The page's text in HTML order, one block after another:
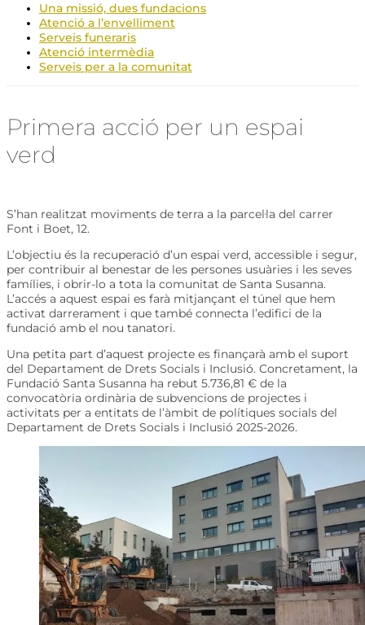
Una missió, dues fundacions
Atenció a l’envelliment
Serveis funeraris
Atenció intermèdia
Serveis per a la comunitat
Primera acció per un espai
verd
S’han realitzat moviments de terra a la parcel·la del carrer
Font i Boet, 12.
L’objectiu és la recuperació d’un espai verd, accessible i segur,
per contribuir al benestar de les persones usuàries i les seves
famílies, i obrir-lo a tota la comunitat de Santa Susanna.
L’accés a aquest espai es farà mitjançant el túnel que hem
activat darrerament i que també connecta l’edifici de la
fundació amb el nou tanatori.
Una petita part d’aquest projecte es finançarà amb el suport
del Departament de Drets Socials i Inclusió. Concretament, la
Fundació Santa Susanna ha rebut 5.736,81 € de la
convocatòria ordinària de subvencions de projectes i
activitats per a entitats de l’àmbit de polítiques socials del
Departament de Drets Socials i Inclusió 2025-2026.